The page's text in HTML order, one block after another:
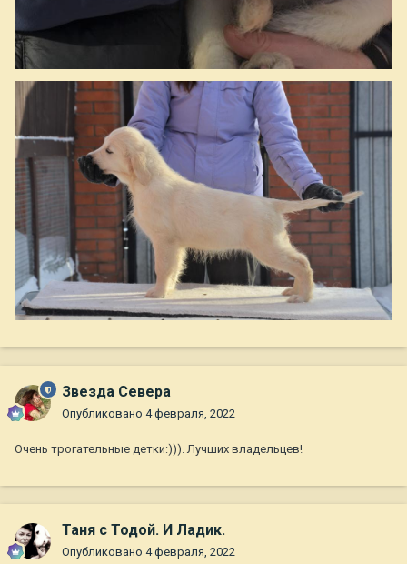
Звезда Севера
Опубликовано 4 февраля, 2022
Очень трогательные детки:))). Лучших владельцев!
Таня с Тодой. И Ладик.
Опубликовано 4 февраля, 2022